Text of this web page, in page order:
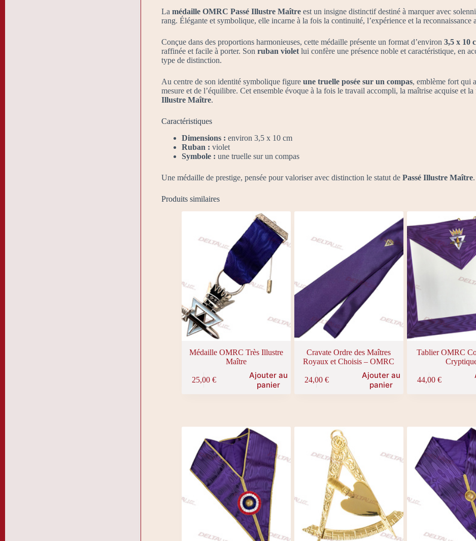
La médaille OMRC Passé Illustre Maîtreest un insigne distinctif destiné à marquer avec
rang. Élégante et symbolique, elle incarne à la fois la continuité, l’expérience et la reconnaissance
Conçue dans des proportions harmonieuses, cette médaille présente un format d’environ 3,5 x 10
raffinée et facile à porter. Son ruban violetlui confère une présence noble et caractéristique, en
type de distinction.
Au centre de son identité symbolique figure une truelle posée sur un compas, emblème fort qui
mesure et de l’équilibre. Cet ensemble évoque à la fois le travail accompli, la maîtrise acquise et
Illustre Maître.
Caractéristiques
Dimensions : environ 3,5 x 10 cm
Ruban : violet
Symbole : une truelle sur un compas
Une médaille de prestige, pensée pour valoriser avec distinction le statut de Passé Illustre Maître.
Produits similaires
Médaille OMRC Très Illustre
Maître
25,00 €
Ajouter au
panier
Cravate Ordre des Maîtres
Royaux et Choisis – OMRC
24,00 €
Ajouter au
panier
Tablier OMRC
44,00 €